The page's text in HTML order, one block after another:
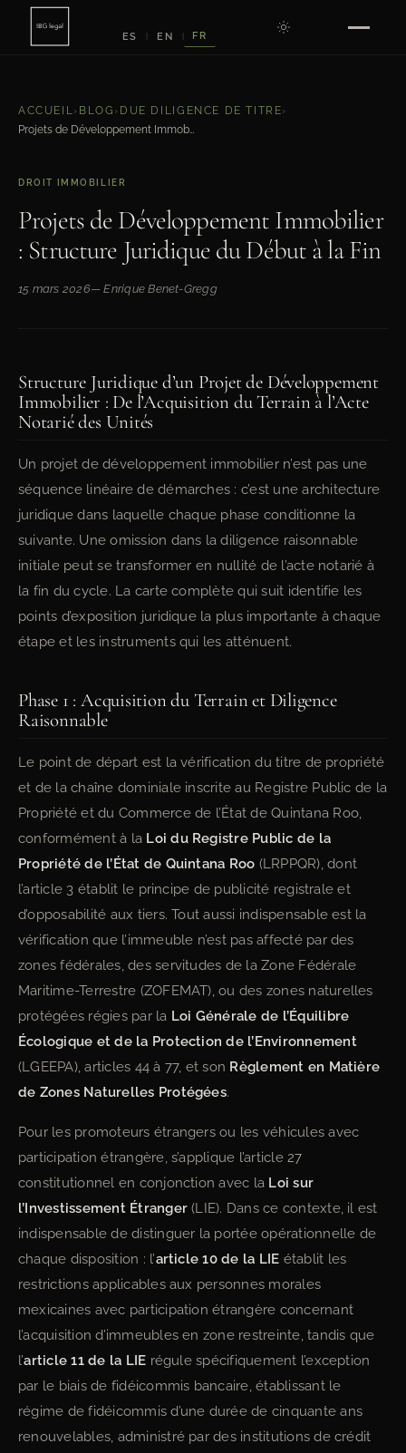
ES EN FR
ACCUEIL› BLOG › DUE DILIGENCE DE TITRE›
Projets de Développement Immobilier : Structure Juridique du Début à la Fin
DROIT IMMOBILIER
Projets de Développement Immobilier
: Structure Juridique du Début à la Fin
15 mars 2026— Enrique Benet-Gregg
Structure Juridique d’un Projet de Développement
Immobilier : De l’Acquisition du Terrain à l’Acte
Notarié des Unités
Un projet de développement immobilier n’est pas une
séquence linéaire de démarches : c’est une architecture
juridique dans laquelle chaque phase conditionne la
suivante. Une omission dans la diligence raisonnable
initiale peut se transformer en nullité de l’acte notarié à
la fin du cycle. La carte complète qui suit identifie les
points d’exposition juridique la plus importante à chaque
étape et les instruments qui les atténuent.
Phase 1 : Acquisition du Terrain et Diligence
Raisonnable
Le point de départ est la vérification du titre de propriété
et de la chaîne dominiale inscrite au Registre Public de la
Propriété et du Commerce de l’État de Quintana Roo,
conformément à la Loi du Registre Public de la
Propriété de l’État de Quintana Roo (LRPPQR), dont
l’article 3 établit le principe de publicité registrale et
d’opposabilité aux tiers. Tout aussi indispensable est la
vérification que l’immeuble n’est pas affecté par des
zones fédérales, des servitudes de la Zone Fédérale
Maritime-Terrestre (ZOFEMAT), ou des zones naturelles
protégées régies par la Loi Générale de l’Équilibre
Écologique et de la Protection de l’Environnement
(LGEEPA), articles 44 à 77, et son Règlement en Matière
de Zones Naturelles Protégées.
Pour les promoteurs étrangers ou les véhicules avec
participation étrangère, s’applique l’article 27
constitutionnel en conjonction avec la Loi sur
l’Investissement Étranger (LIE). Dans ce contexte, il est
indispensable de distinguer la portée opérationnelle de
chaque disposition : l’article 10 de la LIE établit les
restrictions applicables aux personnes morales
mexicaines avec participation étrangère concernant
l’acquisition d’immeubles en zone restreinte, tandis que
l’article 11 de la LIE régule spécifiquement l’exception
par le biais de fidéicommis bancaire, établissant le
régime de fidéicommis d’une durée de cinquante ans
renouvelables, administré par des institutions de crédit